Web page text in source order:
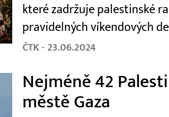
které zadržuje palestinské
pravidelných víkendových
ČTK - 23.06.2024
Nejméně 42
městě Gaza